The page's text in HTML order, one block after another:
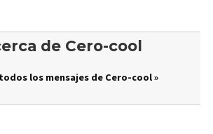
de Cero-cool
los mensajes de Cero-cool »